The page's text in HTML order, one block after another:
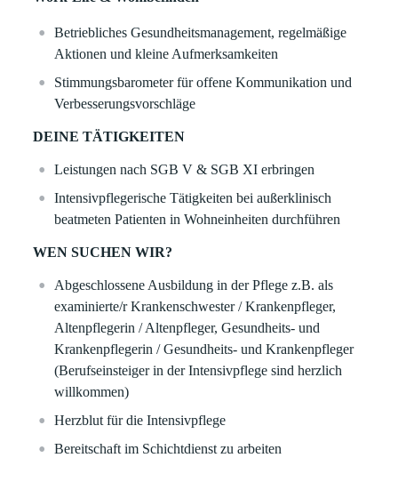
Betriebliches Gesundheitsmanagement, regelmäßige
Aktionen und kleine Aufmerksamkeiten
Stimmungsbarometer für offene Kommunikation und
Verbesserungsvorschläge
DEINE TÄTIGKEITEN
Leistungen nach SGB V & SGB XI erbringen
Intensivpflegerische Tätigkeiten bei außerklinisch
beatmeten Patienten in Wohneinheiten durchführen
WEN SUCHEN WIR?
Abgeschlossene Ausbildung in der Pflege z.B. als
examinierte/r Krankenschwester / Krankenpfleger,
Altenpflegerin / Altenpfleger, Gesundheits- und
Krankenpflegerin / Gesundheits- und Krankenpfleger
(Berufseinsteiger in der Intensivpflege sind herzlich
willkommen)
Herzblut für die Intensivpflege
Bereitschaft im Schichtdienst zu arbeiten